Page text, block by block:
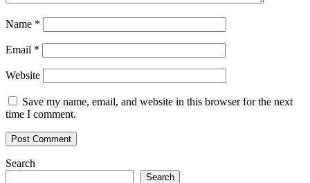
Name *
Email *
Website
Save my name, email, and website in this browser for the next
time I comment.
Search
Search